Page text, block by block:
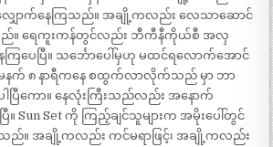
ျှောက်နေကြသည်။ အချို့ကလည်း လေသာဆောင်
ည်။ ရေကူးကန်တွင်လည်း ဘီကီနီကိုယ်စီ အလှ
ေကြပေပြီ။ သင်္ဘောပေါ်မှဟု မထင်ရလောက်အောင်
နက် ၈ နာရီကနေ စထွက်လာလိုက်သည် မှာ ဘာ
ါပြီကော။ နေလုံးကြီးသည်လည်း အနောက်
။ Sun Set ကို ကြည့်ချင်သူများက အမိုးပေါ်တွင်
ည်။ အချို့ကလည်း ကင်မရာဖြင့်၊ အချို့ကလည်း